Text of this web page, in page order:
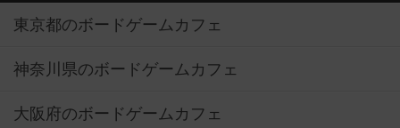
東京都のボードゲームカフェ
神奈川県のボードゲームカフェ
大阪府のボードゲームカフェ